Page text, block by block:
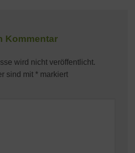
Kommentar
wird nicht veröffentlicht.
sind mit * markiert